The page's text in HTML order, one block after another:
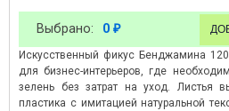
Выбрано: 0 ₽
Искусственный фикус Бенджамина
для бизнес-интерьеров, где
зелень без затрат на уход. Листья
пластика с имитацией натуральной